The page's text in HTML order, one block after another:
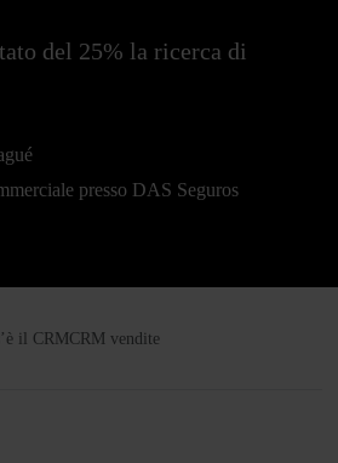
del 25% la ricerca di
presso DAS Seguros
il CRM CRM vendite